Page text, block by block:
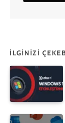
İLGINIZI